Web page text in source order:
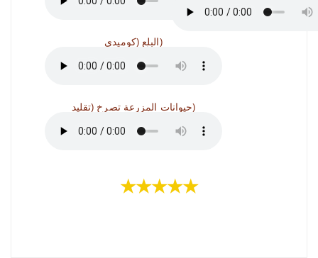
البلع (كوميدي)
حيوانات المزرعة تصرخ (تقليد)
★★★★★